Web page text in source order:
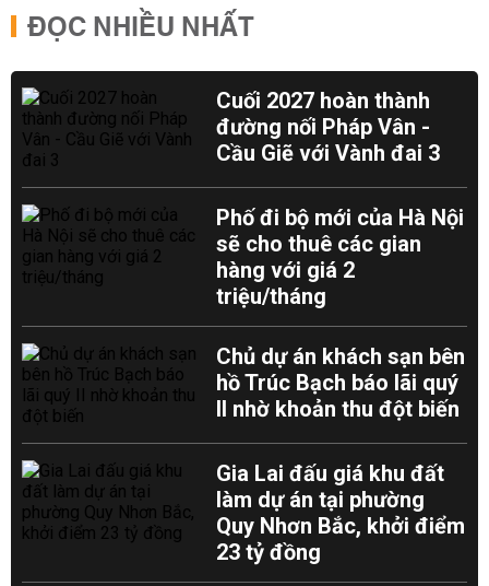
ĐỌC NHIỀU NHẤT
Cuối 2027 hoàn thành
đường nối Pháp Vân -
Cầu Giẽ với Vành đai 3
Phố đi bộ mới của Hà Nội
sẽ cho thuê các gian
hàng với giá 2
triệu/tháng
Chủ dự án khách sạn bên
hồ Trúc Bạch báo lãi quý
II nhờ khoản thu đột biến
Gia Lai đấu giá khu đất
làm dự án tại phường
Quy Nhơn Bắc, khởi điểm
23 tỷ đồng